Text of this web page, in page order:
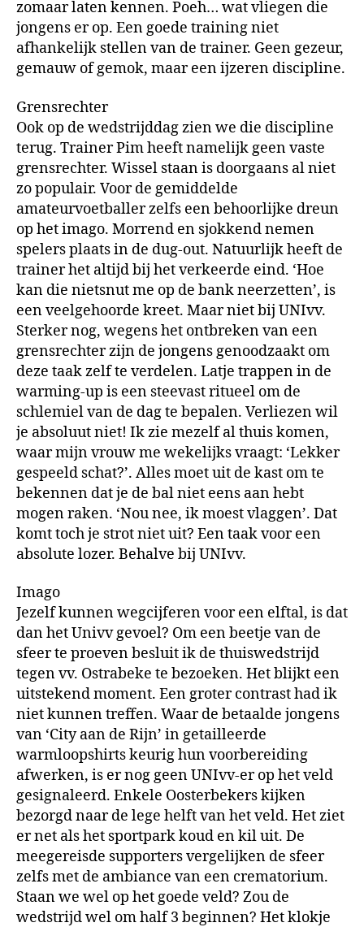
zomaar laten kennen. Poeh… wat vliegen die
jongens er op. Een goede training niet
afhankelijk stellen van de trainer. Geen gezeur,
gemauw of gemok, maar een ijzeren discipline.
Grensrechter
Ook op de wedstrijddag zien we die discipline
terug. Trainer Pim heeft namelijk geen vaste
grensrechter. Wissel staan is doorgaans al niet
zo populair. Voor de gemiddelde
amateurvoetballer zelfs een behoorlijke dreun
op het imago. Morrend en sjokkend nemen
spelers plaats in de dug-out. Natuurlijk heeft de
trainer het altijd bij het verkeerde eind. ‘Hoe
kan die nietsnut me op de bank neerzetten’, is
een veelgehoorde kreet. Maar niet bij UNIvv.
Sterker nog, wegens het ontbreken van een
grensrechter zijn de jongens genoodzaakt om
deze taak zelf te verdelen. Latje trappen in de
warming-up is een steevast ritueel om de
schlemiel van de dag te bepalen. Verliezen wil
je absoluut niet! Ik zie mezelf al thuis komen,
waar mijn vrouw me wekelijks vraagt: ‘Lekker
gespeeld schat?’. Alles moet uit de kast om te
bekennen dat je de bal niet eens aan hebt
mogen raken. ‘Nou nee, ik moest vlaggen’. Dat
komt toch je strot niet uit? Een taak voor een
absolute lozer. Behalve bij UNIvv.
Imago
Jezelf kunnen wegcijferen voor een elftal, is dat
dan het Univv gevoel? Om een beetje van de
sfeer te proeven besluit ik de thuiswedstrijd
tegen vv. Ostrabeke te bezoeken. Het blijkt een
uitstekend moment. Een groter contrast had ik
niet kunnen treffen. Waar de betaalde jongens
van ‘City aan de Rijn’ in getailleerde
warmloopshirts keurig hun voorbereiding
afwerken, is er nog geen UNIvv-er op het veld
gesignaleerd. Enkele Oosterbekers kijken
bezorgd naar de lege helft van het veld. Het ziet
er net als het sportpark koud en kil uit. De
meegereisde supporters vergelijken de sfeer
zelfs met de ambiance van een crematorium.
Staan we wel op het goede veld? Zou de
wedstrijd wel om half 3 beginnen? Het klokje